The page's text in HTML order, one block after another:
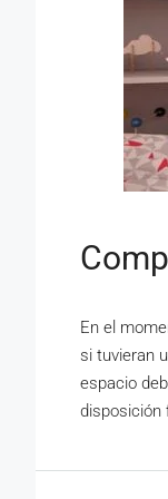
En el
si tuvieran
espacio
disposición